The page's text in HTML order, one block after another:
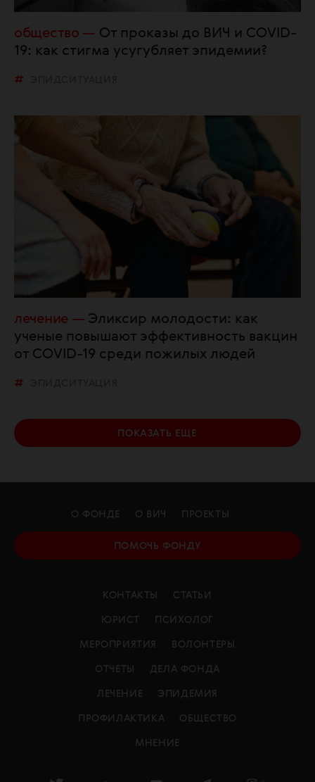
общество
От проказы до ВИЧ и COVID-
19: как стигма усугубляет эпидемии?
лечение
Эликсир молодости: как
ученые повышают эффективность вакцин
от COVID-19 среди пожилых людей
ПОКАЗАТЬ ЕЩЕ
О ФОНДЕ О ВИЧ ПРОЕКТЫ
ПОМОЧЬ ФОНДУ
КОНТАКТЫ СТАТЬИ
ЮРИСТ ПСИХОЛОГ
МЕРОПРИЯТИЯ ВОЛОНТЕРЫ
ОТЧЕТЫ ДЕЛА ФОНДА
ЛЕЧЕНИЕ ЭПИДЕМИЯ
ПРОФИЛАКТИКА ОБЩЕСТВО
МНЕНИЕ